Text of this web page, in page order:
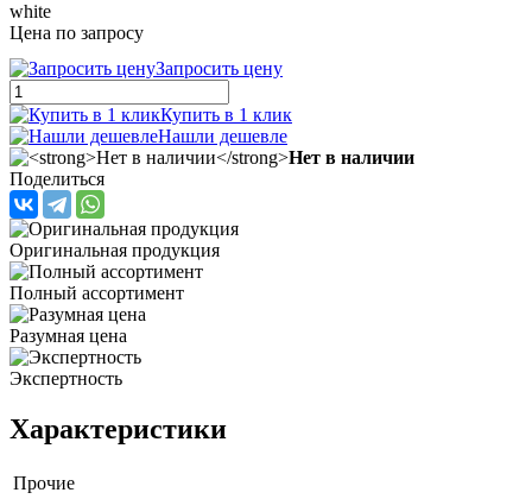
white
Цена по запросу
Запросить цену
Купить в 1 клик
Нашли дешевле
Нет в наличии
Поделиться
Оригинальная продукция
Полный ассортимент
Разумная цена
Экспертность
Характеристики
Прочие